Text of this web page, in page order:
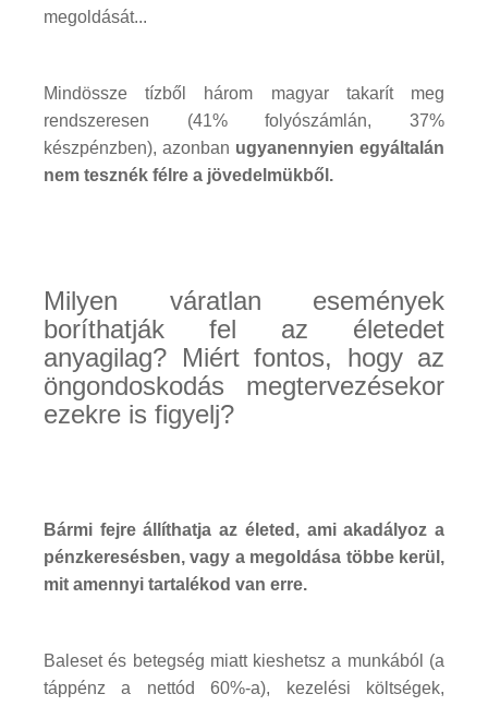
megoldását...
Mindössze tízből három magyar takarít meg
rendszeresen (41% folyószámlán, 37%
készpénzben), azonban ugyanennyien egyáltalán
nem tesznék félre a jövedelmükből.
Milyen váratlan események
boríthatják fel az életedet
anyagilag? Miért fontos, hogy az
öngondoskodás megtervezésekor
ezekre is figyelj?
Bármi fejre állíthatja az életed, ami akadályoz a
pénzkeresésben, vagy a megoldása többe kerül,
mit amennyi tartalékod van erre.
Baleset és betegség miatt kieshetsz a munkából (a
táppénz a nettód 60%-a), kezelési költségek,